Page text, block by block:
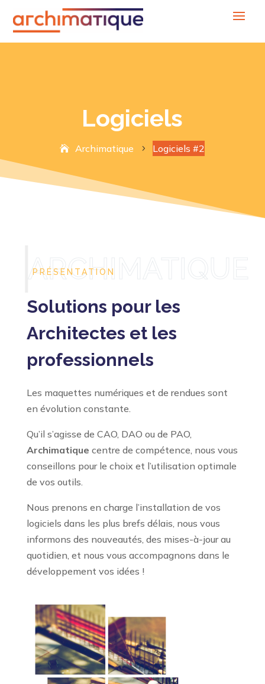
Logiciels
Archimatique 5 Logiciels #2
PRÉSENTATION
Solutions pour les
Architectes et les
professionnels
Les maquettes numériques et de rendues sont
en évolution constante.
Qu’il s’agisse de CAO, DAO ou de PAO,
Archimatique centre de compétence, nous vous
conseillons pour le choix et l’utilisation optimale
de vos outils.
Nous prenons en charge l’installation de vos
logiciels dans les plus brefs délais, nous vous
informons des nouveautés, des mises-à-jour au
quotidien, et nous vous accompagnons dans le
développement vos idées !